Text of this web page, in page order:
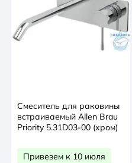
Смеситель для раковины
встраиваемый Allen Brau
Priority 5.31D03-00 (хром)
Привезем к 10 июля